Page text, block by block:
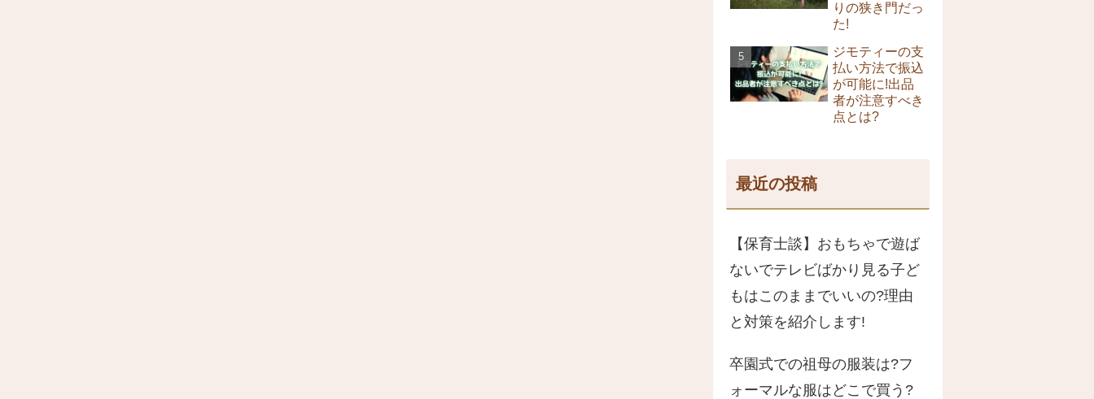
りの狭き門だっ
た!
ジモティーの支
払い方法で振込
が可能に!出品
者が注意すべき
点とは?
最近の投稿
【保育士談】おもちゃで遊ば
ないでテレビばかり見る子ど
もはこのままでいいの?理由
と対策を紹介します!
卒園式での祖母の服装は?フ
ォーマルな服はどこで買う?